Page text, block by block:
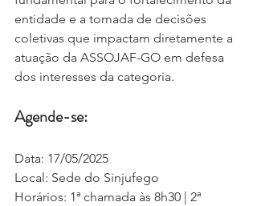
entidade e a tomada de decisões
coletivas que impactam diretamente a
atuação da ASSOJAF-GO em defesa
dos interesses da categoria.
Agende-se:
Data: 17/05/2025
Local: Sede do Sinjufego
Horários: 1ª chamada às 8h30 | 2ª